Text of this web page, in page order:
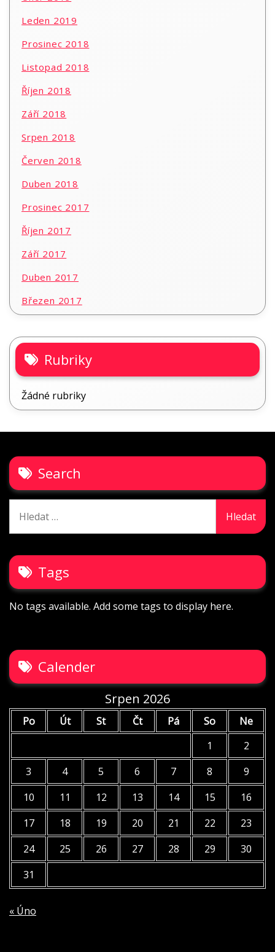
Leden 2019
Prosinec 2018
Listopad 2018
Říjen 2018
Září 2018
Srpen 2018
Červen 2018
Duben 2018
Prosinec 2017
Říjen 2017
Září 2017
Duben 2017
Březen 2017
Rubriky
Žádné rubriky
Search
Tags
No tags available. Add some tags to display here.
Calender
Srpen 2026
Po Út St Čt Pá So
Ne
1
2
3
4 5 6 7 8
9
10
11 12 13 14 15
16
17
18 19 20 21 22
23
24
25 26 27 28 29
30
31
« Úno